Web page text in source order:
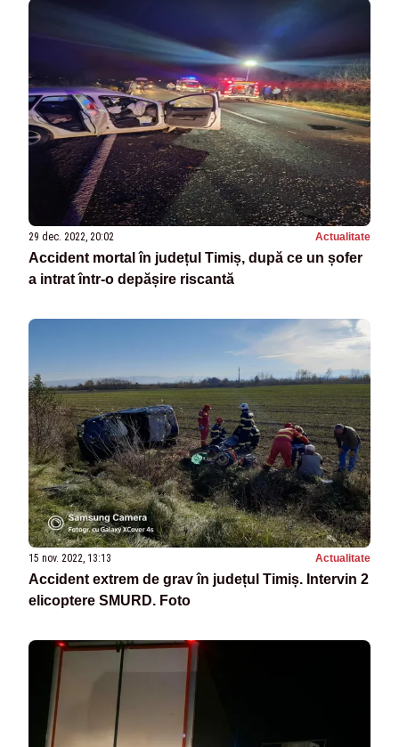
29 dec. 2022, 20:02 Actualitate
Accident mortal în județul Timiș, după ce un șofer
a intrat într-o depășire riscantă
15 nov. 2022, 13:13 Actualitate
Accident extrem de grav în județul Timiș. Intervin 2
elicoptere SMURD. Foto